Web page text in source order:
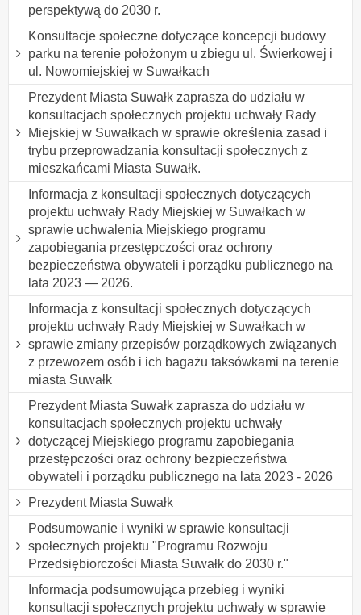
perspektywą do 2030 r.
Konsultacje społeczne dotyczące koncepcji budowy
parku na terenie położonym u zbiegu ul. Świerkowej i
ul. Nowomiejskiej w Suwałkach
Prezydent Miasta Suwałk zaprasza do udziału w
konsultacjach społecznych projektu uchwały Rady
Miejskiej w Suwałkach w sprawie określenia zasad i
trybu przeprowadzania konsultacji społecznych z
mieszkańcami Miasta Suwałk.
Informacja z konsultacji społecznych dotyczących
projektu uchwały Rady Miejskiej w Suwałkach w
sprawie uchwalenia Miejskiego programu
zapobiegania przestępczości oraz ochrony
bezpieczeństwa obywateli i porządku publicznego na
lata 2023 — 2026.
Informacja z konsultacji społecznych dotyczących
projektu uchwały Rady Miejskiej w Suwałkach w
sprawie zmiany przepisów porządkowych związanych
z przewozem osób i ich bagażu taksówkami na terenie
miasta Suwałk
Prezydent Miasta Suwałk zaprasza do udziału w
konsultacjach społecznych projektu uchwały
dotyczącej Miejskiego programu zapobiegania
przestępczości oraz ochrony bezpieczeństwa
obywateli i porządku publicznego na lata 2023 - 2026
Prezydent Miasta Suwałk
Podsumowanie i wyniki w sprawie konsultacji
społecznych projektu "Programu Rozwoju
Przedsiębiorczości Miasta Suwałk do 2030 r."
Informacja podsumowująca przebieg i wyniki
konsultacji społecznych projektu uchwały w sprawie